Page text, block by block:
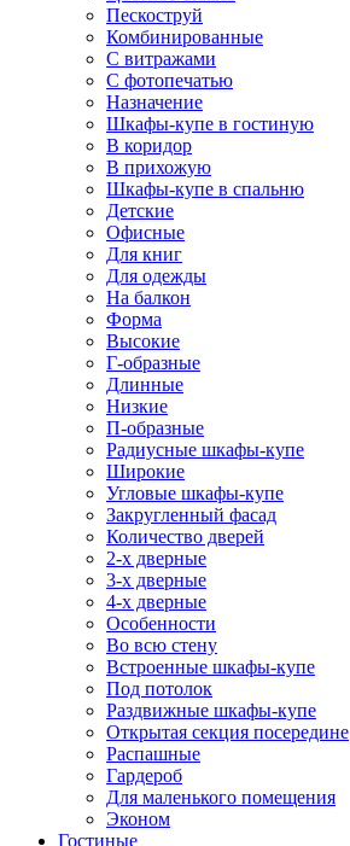
Пескоструй
Комбинированные
С витражами
С фотопечатью
Назначение
Шкафы-купе в гостиную
В коридор
В прихожую
Шкафы-купе в спальню
Детские
Офисные
Для книг
Для одежды
На балкон
Форма
Высокие
Г-образные
Длинные
Низкие
П-образные
Радиусные шкафы-купе
Широкие
Угловые шкафы-купе
Закругленный фасад
Количество дверей
2-х дверные
3-х дверные
4-х дверные
Особенности
Во всю стену
Встроенные шкафы-купе
Под потолок
Раздвижные шкафы-купе
Открытая секция посередине
Распашные
Гардероб
Для маленького помещения
Эконом
Гостиные